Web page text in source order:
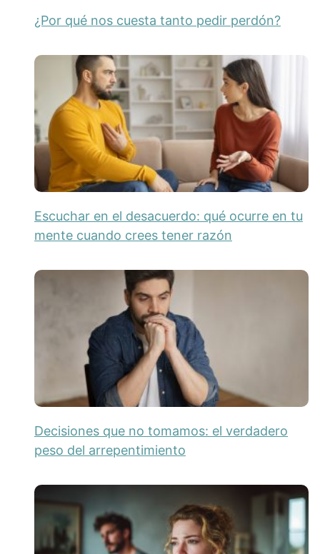
¿Por qué nos cuesta tanto pedir perdón?
Escuchar en el desacuerdo: qué ocurre en tu
mente cuando crees tener razón
Decisiones que no tomamos: el verdadero
peso del arrepentimiento